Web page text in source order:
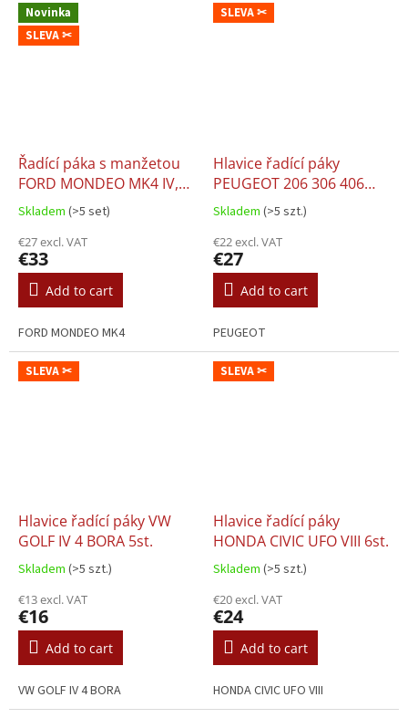
Novinka
SLEVA ✂
Řadící páka s manžetou
FORD MONDEO MK4 IV,
6st.
Skladem (>5 set)
€27 excl. VAT
€33
Add to cart
FORD MONDEO MK4
SLEVA ✂
Hlavice řadící páky
PEUGEOT 206 306 406
407 3008 5st.
Skladem (>5 szt.)
€22 excl. VAT
€27
Add to cart
PEUGEOT
SLEVA ✂
Hlavice řadící páky VW
GOLF IV 4 BORA 5st.
Skladem (>5 szt.)
€13 excl. VAT
€16
Add to cart
VW GOLF IV 4 BORA
SLEVA ✂
Hlavice řadící páky
HONDA CIVIC UFO VIII 6st.
Skladem (>5 szt.)
€20 excl. VAT
€24
Add to cart
HONDA CIVIC UFO VIII